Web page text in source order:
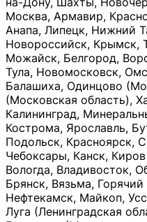
Москва, Армавир,
Анапа, Липецк, Нижний
Новороссийск, Крымск,
Можайск, Белгород,
Тула, Новомосковск,
Балашиха, Одинцово
(Московская область),
Калининград,
Кострома, Ярославль,
Подольск, Красноярск,
Чебоксары, Канск,
Вологда, Владивосток,
Брянск, Вязьма,
Нефтекамск, Майкоп,
Луга (Ленинградская